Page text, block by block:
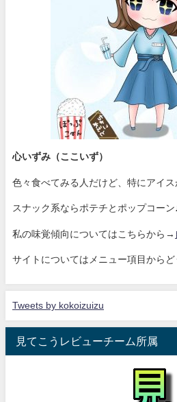
心いずみ（ここいず）
色々食べてみる人だけど、特にアイス
スナック系ならポテチとポップコーン
私の味覚傾向についてはこちらから→
サイトについてはメニュー項目からど
Tweets by kokoizuizu
見てこうレビューチーム所属